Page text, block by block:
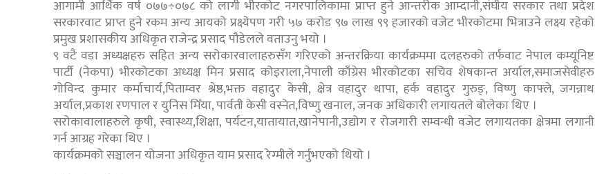
आगामी आर्थिक वर्ष ०७७÷०७८ को लागी भीरकोट नगरपालिकामा प्राप्त हुने आन्तरीक आम्दानी,संघीय सरकार तथा प्रदेश
सरकारवाट प्राप्त हुने रकम अन्य आयको प्रक्ष्येपण गरी ५७ करोड ९७ लाख ९९ हजारको वजेट भीरकोटमा भित्राउने लक्ष्य रहेको
प्रमुख प्रशासकीय अधिकृत राजेन्द्र प्रसाद पौडेलले वताउनु भयो ।
९ वटै वडा अध्यक्षहरु सहित अन्य सरोकारवालाहरुसँग गरिएको अन्तरक्रिया कार्यक्रममा दलहरुको तर्फवाट नेपाल कम्यूनिष्ट
पार्टी (नेकपा) भीरकोटका अध्यक्ष मिन प्रसाद कोइराला,नेपाली काँग्रेस भीरकोटका सचिव शेषकान्त अर्याल,समाजसेवीहरु
गोविन्द कुमार कर्माचार्य,पिताम्वर श्रेष्ठ,भक्त वहादुर केसी, क्षेत्र वहादुर थापा, हर्क वहादुर गुरुङ्, विष्णु काफ्ले, जगन्नाथ
अर्याल,प्रकाश रणपाल र युनिस मिँया, पार्वती केसी वस्नेत,विष्णु खनाल, जनक अधिकारी लगायतले बोलेका थिए ।
सरोकावालाहरुले कृषी, स्वास्थ्य,शिक्षा, पर्यटन,यातायात,खानेपानी,उद्योग र रोजगारी सम्वन्धी वजेट लगायतका क्षेत्रमा लगानी
गर्न आग्रह गरेका थिए ।
कार्यक्रमको सञ्चालन योजना अधिकृत याम प्रसाद रेग्मीले गर्नुभएको थियो ।